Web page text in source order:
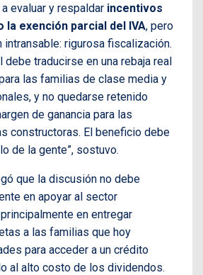
evaluar y respaldar incentivos
exención parcial del IVA, pero
intransable: rigurosa fiscalización.
traducirse en una rebaja real
las familias de clase media y
y no quedarse retenido
de ganancia para las
constructoras. El beneficio debe
de la gente”, sostuvo.
que la discusión no debe
en apoyar al sector
en entregar
a las familias que hoy
para acceder a un crédito
al alto costo de los dividendos.